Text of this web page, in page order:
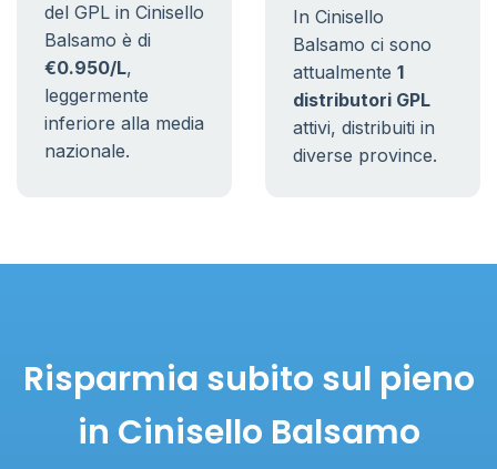
del GPL in Cinisello
Balsamo è di
€0.950/L,
leggermente
inferiore alla media
nazionale.
In Cinisello
Balsamo ci sono
attualmente 1
distributori GPL
attivi, distribuiti in
diverse province.
Risparmia subito sul pieno
in Cinisello Balsamo